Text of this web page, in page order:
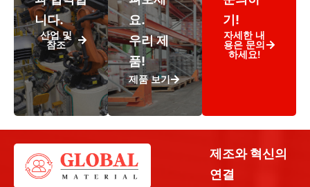
니다.
산업 및
참조
요.
우리 제
품!
제품 보기
기!
자세한 내
용은 문의
하세요!
제조와 혁신의
연결